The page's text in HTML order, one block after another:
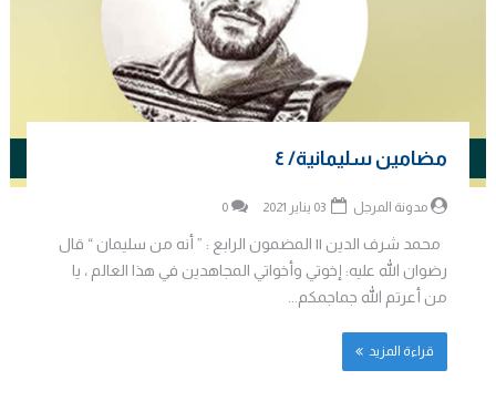
مضامين سليمانية/ ٤
مدونة المرجل 0
محمد شرف الدين || المضمون الرابع : ” أنه من سليمان “ قال
رضوان الله عليه: إخوتي وأخواتي المجاهدين في هذا العالم ، يا
من أعرتم الله جماجمكم...
قراءة المزيد